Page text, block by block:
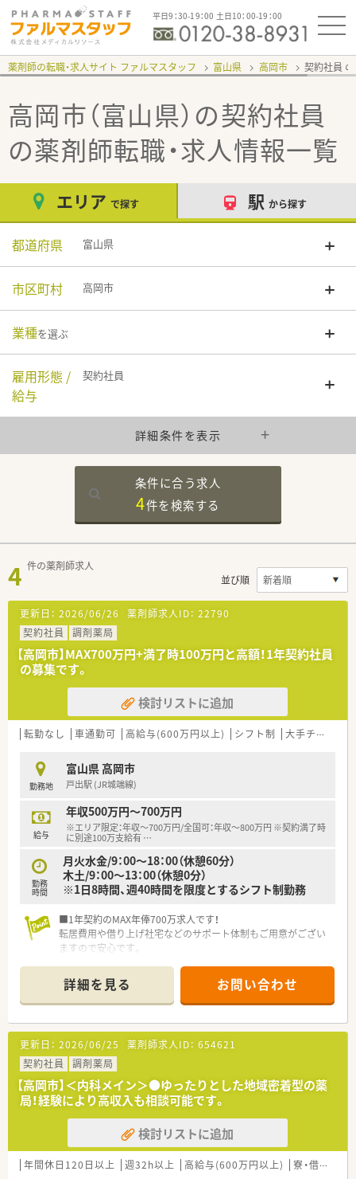
平日9：30-19：00 土日10：00-19：00
薬剤師の転職・求人サイト ファルマスタッフ 富山県 高岡市 契約社員
高岡市（富山県）の契約社員
の薬剤師転職・求人情報一覧
エリア で探す 駅 から探す
都道府県 富山県
市区町村 高岡市
業種を選ぶ
雇用形態 /
給与
契約社員
詳細条件を表示
条件に合う求人
4件を検索する
4 件の薬剤師求人
並び順
更新日： 2026/06/26 薬剤師求人ID： 22790
契約社員
調剤薬局
【高岡市】MAX700万円+満了時100万円と高額！1年契約社員
の募集です。
検討リストに追加
転勤なし 車通勤可 高給与(600万円以上) シフト制 大手チェーン以外
勤務地
富山県 高岡市
戸出駅 (JR城端線)
給与
年収500万円～700万円
※エリア限定：年収～700万円/全国可：年収～800万円 ※契約満了時
に別途100万支給有…
勤務
時間
月火水金/9：00～18：00（休憩60分）
木土/9：00～13：00（休憩0分）
※1日8時間、週40時間を限度とするシフト制勤務
■1年契約のMAX年俸700万求人です！
転居費用や借り上げ社宅などのサポート体制もご用意がござい
ますので安心です。
年俸900万円となります。
■勤務時間や休日等の条件よりも、ご経験を活かしてしっかり稼
ぎたいという方にはオススメの貴重求人です。
詳細を見る お問い合わせ
更新日： 2026/06/25 薬剤師求人ID： 654621
契約社員
調剤薬局
【高岡市】＜内科メイン＞●ゆったりとした地域密着型の薬
局！経験により高収入も相談可能です。
検討リストに追加
年間休日120日以上 週32h以上 高給与(600万円以上) 寮・借上社宅あり